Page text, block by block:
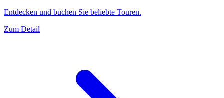
Entdecken und buchen Sie beliebte Touren.
Zum Detail